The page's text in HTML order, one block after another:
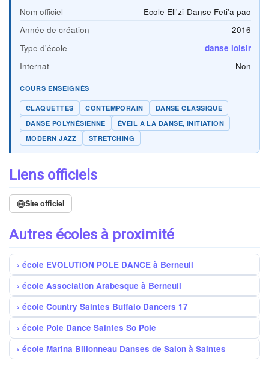
Nom officiel
Ecole Ell'zi-Danse Feti'a pao
Année de création
2016
Type d'école
danse loisir
Internat
Non
COURS ENSEIGNÉS
CLAQUETTES CONTEMPORAIN
DANSE CLASSIQUE
DANSE POLYNÉSIENNE
ÉVEIL À LA DANSE, INITIATION
MODERN JAZZ
STRETCHING
Liens officiels
Site officiel
Autres écoles à proximité
école EVOLUTION POLE DANCE à Berneuil
école Association Arabesque à Berneuil
école Country Saintes Buffalo Dancers 17
école Pole Dance Saintes So Pole
école Marina Billonneau Danses de Salon à Saintes